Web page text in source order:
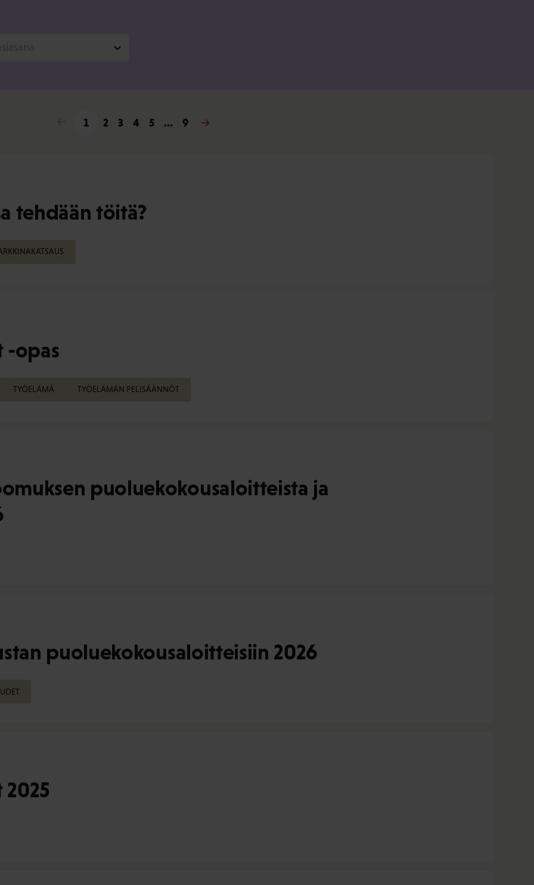
1 2 3 4 5 ... 9 >
tehdään töitä?
-opas
TYÖELÄMÄ TYÖELÄMÄN PELISÄÄNNÖT
puoluekokousaloitteista ja
puoluekokousaloitteisiin 2026